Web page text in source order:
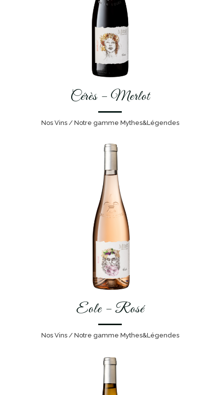
Cérès – Merlot
Nos Vins / Notre gamme Mythes&Légendes
Eole – Rosé
Nos Vins / Notre gamme Mythes&Légendes